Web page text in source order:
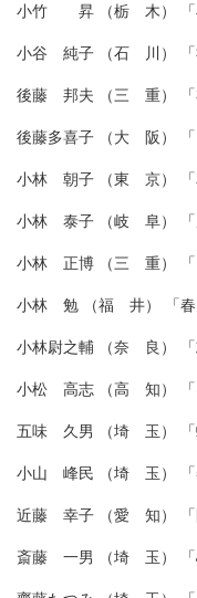
小竹 昇 （栃 木） 「
小谷 純子 （石 川） 「
後藤 邦夫 （三 重） 「
後藤多喜子 （大 阪） 「
小林 朝子 （東 京）
小林 泰子 （岐 阜） 「
小林 正博 （三 重） 「
小林 勉 （福 井） 「
小林尉之輔 （奈 良） 「
小松 高志 （高 知） 「
五味 久男 （埼 玉） 「
小山 峰民 （埼 玉） 「
近藤 幸子 （愛 知） 「
斎藤 一男 （埼 玉） 「